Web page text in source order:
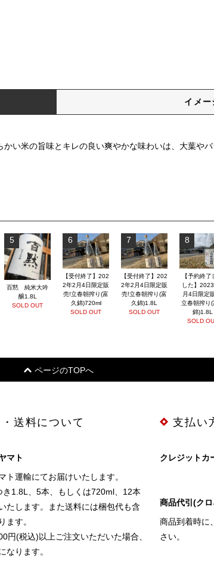
イメー
い米の旨味とキレの良い爽やかな味わいは、大葉や
5
百黙 純米大吟
醸1.8L
SOLD OUT
6
【受付終了】202
2年2月4日限定販
売!立春朝搾り(富
久錦)720ml
SOLD OUT
7
【受付終了】202
2年2月4日限定販
売!立春朝搾り(富
久錦)1.8L
SOLD OUT
8
【予約終了
した】
月4日限定
立春朝搾り(
錦)1.8L
SOLD
ページのTOPへ
送料について
マト
ト運輸にてお届けいたします。
き1.8L、5本、もしくは720ml、12本
たします。また送料には梱包代も含
ます。
円(税込)以上ご注文いただいた場合、
なります。
支払い
クレジットカ
商品代引(ク
商品到着時に
さい。